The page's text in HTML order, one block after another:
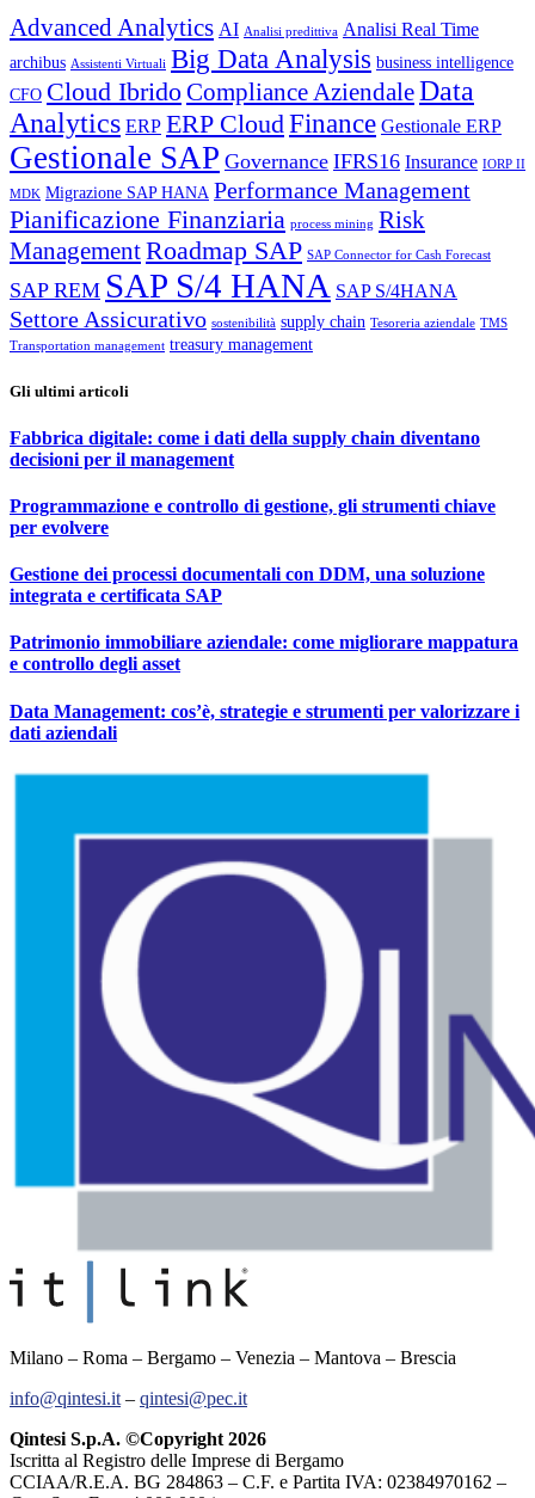
Advanced Analytics AI Analisi predittiva Analisi Real Time
archibus Assistenti Virtuali Big Data Analysis business intelligence
CFO Cloud IbridoCompliance AziendaleData
Analytics ERP ERP CloudFinance Gestionale ERP
Gestionale SAP Governance IFRS16 Insurance IORP II
MDK Migrazione SAP HANA Performance Management
Pianificazione Finanziaria process mining Risk
ManagementRoadmap SAP SAP Connector for Cash Forecast
SAP REM SAP S/4 HANA SAP S/4HANA
Settore Assicurativo sostenibilità supply chain Tesoreria aziendale TMS
Transportation management treasury management
Gli ultimi articoli
Fabbrica digitale: come i dati della supply chain diventano
decisioni per il management
Programmazione e controllo di gestione, gli strumenti chiave
per evolvere
Gestione dei processi documentali con DDM, una soluzione
integrata e certificata SAP
Patrimonio immobiliare aziendale: come migliorare mappatura
e controllo degli asset
Data Management: cos’è, strategie e strumenti per valorizzare i
dati aziendali
Milano – Roma – Bergamo – Venezia – Mantova – Brescia
info@qintesi.it – qintesi@pec.it
Qintesi S.p.A. ©Copyright 2026
Iscritta al Registro delle Imprese di Bergamo
CCIAA/R.E.A. BG 284863 – C.F. e Partita IVA: 02384970162 –